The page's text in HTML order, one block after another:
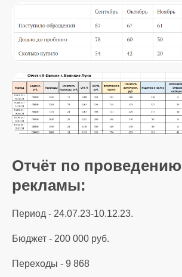
Отчёт по проведению
рекламы:
Период - 24.07.23-10.12.23.
Бюджет - 200 000 руб.
Переходы - 9 868